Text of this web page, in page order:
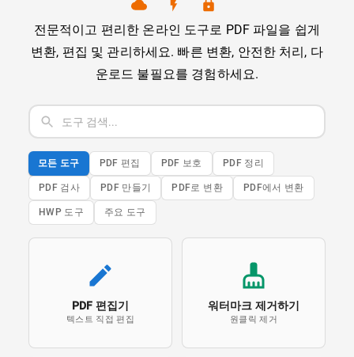
전문적이고 편리한 온라인 도구로 PDF 파일을 쉽게
변환, 편집 및 관리하세요. 빠른 변환, 안전한 처리, 다
운로드 불필요를 경험하세요.
모든 도구 PDF 편집 PDF 보호 PDF 정리
PDF 검사 PDF 만들기 PDF로 변환 PDF에서 변환
HWP 도구 주요 도구
PDF 편집기
텍스트 직접 편집
워터마크 제거하기
원클릭 제거